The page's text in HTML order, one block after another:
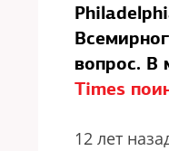
вопрос. В
Times
12 лет